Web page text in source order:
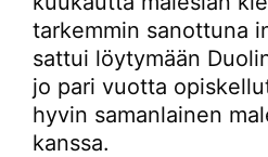
tarkemmin sanottuna
sattui löytymään
jo pari vuotta
hyvin samanlainen
kanssa.